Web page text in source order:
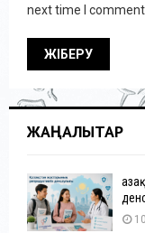
next time I
ЖАҢАЛЫҚТАР